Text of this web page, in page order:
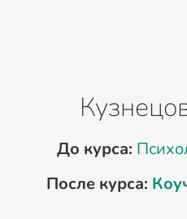
До курса:
После курса: